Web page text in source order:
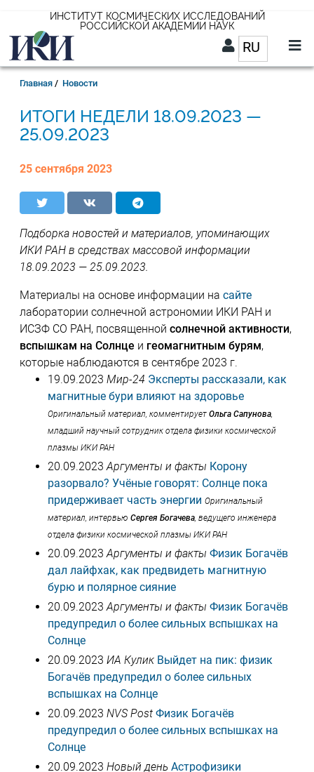
основному
содержанию
ИНСТИТУТ КОСМИЧЕСКИХ ИССЛЕДОВАНИЙ
РОССИЙСКОЙ АКАДЕМИИ НАУК
RUСписок
RU
Строка
навигации
Главная Новости
18.09.2023 —
25.09.2023
25 сентября 2023
Подборка новостей и материалов, упоминающих
ИКИ РАН в средствах массовой информации
18.09.2023 — 25.09.2023.
Материалы на основе информации на сайте
лаборатории солнечной астрономии ИКИ РАН и
ИСЗФ СО РАН, посвященной солнечной активности,
вспышкам на Солнце и геомагнитным бурям,
которые наблюдаются в сентябре 2023 г.
19.09.2023 Мир-24 Эксперты рассказали, как
магнитные бури влияют на здоровье
Оригинальный материал, комментирует Ольга Сапунова,
младший научный сотрудник отдела физики космической
плазмы ИКИ РАН
20.09.2023Аргументы и факты Корону
разорвало? Учёные говорят: Солнце пока
придерживает часть энергии Оригинальный
материал, интервью Сергея Богачева, ведущего инженера
отдела физики космической плазмы ИКИ РАН
20.09.2023 Аргументы и факты Физик Богачёв
дал лайфхак, как предвидеть магнитную
бурю и полярное сияние
20.09.2023Аргументы и факты Физик Богачёв
предупредил о более сильных вспышках на
Солнце
20.09.2023 ИА Кулик Выйдет на пик: физик
Богачёв предупредил о более сильных
вспышках на Солнце
20.09.2023 NVS Post Физик Богачёв
предупредил о более сильных вспышках на
Солнце
20.09.2023 Новый день Астрофизики